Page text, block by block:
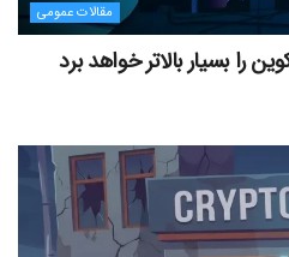
مقالات عمومی
را بسیار بالاتر خواهد برد